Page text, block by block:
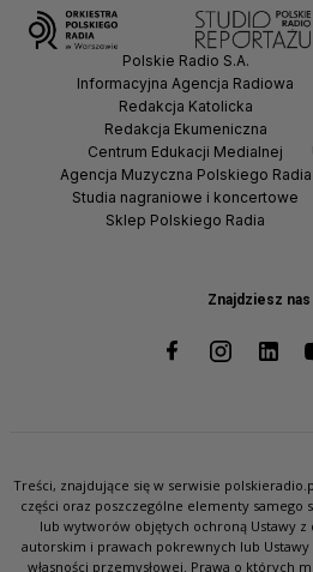
Znajdziesz nas
Polskie Radio S.A.
Informacyjna Agencja Radiowa
Redakcja Katolicka
Redakcja Ekumeniczna
Centrum Edukacji Medialnej
Agencja Muzyczna Polskiego Radia
Studia nagraniowe i koncertowe
Sklep Polskiego Radia
Treści, znajdujące się w serwisie
części oraz poszczególne elementy
lub wytworów objętych ochroną Ustawy z
autorskim i prawach pokrewnych lub Ustawy
własności przemysłowej. Prawa o których